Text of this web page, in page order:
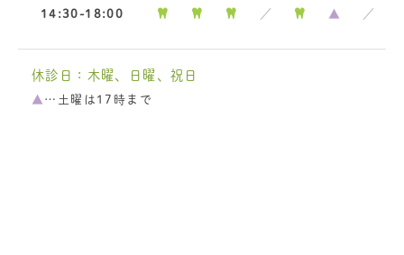
14:30-18:00 ／ ▲ ／
休診日：木曜、日曜、祝日
▲ …土曜は17時まで